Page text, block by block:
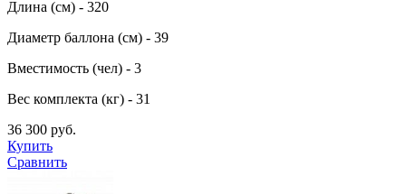
Длина (см) - 320
Диаметр баллона (см) - 39
Вместимость (чел) - 3
Вес комплекта (кг) - 31
36 300 руб.
Купить
Сравнить